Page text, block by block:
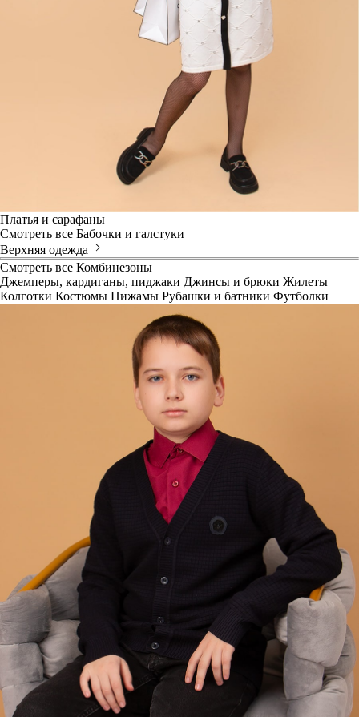
Платья и сарафаны
Смотреть все Бабочки и галстуки
Верхняя одежда
Смотреть все Комбинезоны
Джемперы, кардиганы, пиджаки Джинсы и брюки Жилеты
Колготки Костюмы Пижамы Рубашки и батники Футболки